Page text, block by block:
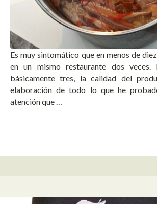
Es muy sintomático que en menos de
en un mismo restaurante dos veces.
básicamente tres, la calidad del
elaboración de todo lo que he
atención que …